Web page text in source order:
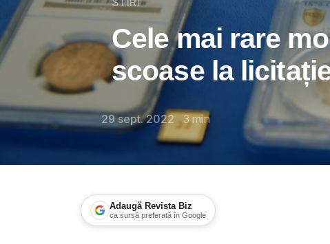
Cele mai rare
scoase la
29 sept. 2022 3min
Adaugă Revista Biz
ca sursă preferată în Google